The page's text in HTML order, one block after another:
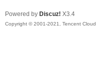
Powered by Discuz! X3.4
Copyright © 2001-2021, Tencent Cloud.